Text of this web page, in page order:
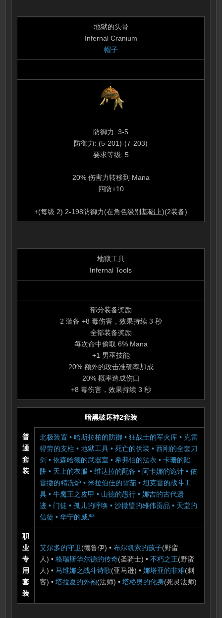
地狱的头骨
Infernal Cranium
帽子
防御力: 3-5
防御力: (5-201)-(7-203)
要求等级: 5
20% 伤害力转移到 Mana
四防+10
+(每级 2) 2-198防御力(在角色级别基础上)(2装备)
地狱工具
Infernal Tools
部分装备奖励
2 装备 +8 毒伤害，效果持续 3 秒
全部装备奖励
每次命中偷取 6% Mana
+1 男巫技能
20% 额外的攻击准确率加成
20% 概率造成伤口
+8 毒伤害，效果持续 3 秒
暗黑破坏神2套装
普
通
套
装
北极装置 •哈斯拉柏的防御 •狂战士的军火库 • 克雷
得劳的支柱 •地狱工具 •死亡的伪装 •西刚的全套刀
剑 •依森哈德的武器室 •希弗伯的法衣 •卡珊的陷
阱 • 天上的衣服 •维达拉的配备 • 阿卡娜的诡计 •依
雷撒的精洗炉 •米拉伯佳的雪茄 •坦克雷的战斗工
具 •牛魔王之皮甲 • 山德的愚行 •娜吉的古代遗
迹 • 门徒 •孤儿的呼唤 •沙撒璧的雄伟贡品 • 天堂的
信徒 •华宁的威严
职
业
专
用
套
装
艾尔多的守卫(德鲁伊) •布尔凯索的孩子(野蛮
人) •格瑞斯华尔德的传奇(圣骑士) •不朽之王(野蛮
人) •马维娜之战斗诗歌(亚马逊) •娜塔亚的非难(刺
客) •塔拉夏的外袍(法师) •塔格奥的化身(死灵法师)